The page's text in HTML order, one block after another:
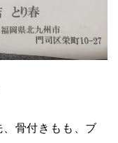
骨付きもも、ブ